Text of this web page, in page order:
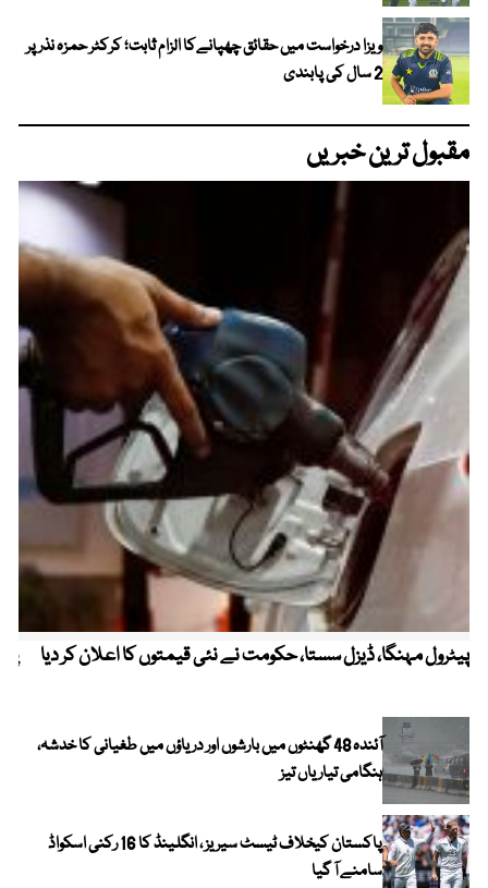
ویزا درخواست میں حقائق چھپانےکا الزام ثابت؛ کرکٹر حمزہ نذر پر
2 سال کی پابندی
مقبول ترین خبریں
پیٹرول مہنگا، ڈیزل سستا، حکومت نے نئی قیمتوں کا اعلان کر دیا
آئندہ 48 گھنٹوں میں بارشوں اور دریاؤں میں طغیانی کا خدشہ،
ہنگامی تیاریاں تیز
پاکستان کیخلاف ٹیسٹ سیریز ، انگلینڈ کا 16 رکنی اسکواڈ
سامنے آ گیا